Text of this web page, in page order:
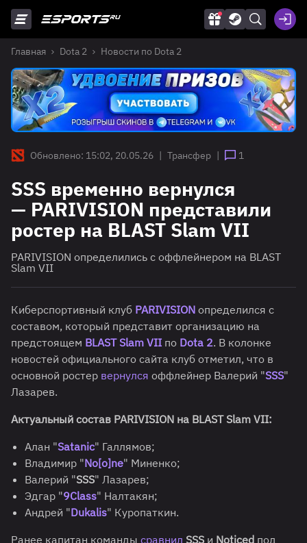
Главная Dota 2 Новости по Dota 2
Обновлено: 15:02, 20.05.26 | Трансфер | 1
SSS временно вернулся
— PARIVISION представили
ростер на BLAST Slam VII
PARIVISION определились с оффлейнером на BLAST
Slam VII
Киберспортивный клуб PARIVISION определился с
составом, который представит организацию на
предстоящем BLAST Slam VII по Dota 2. В колонке
новостей официального сайта клуб отметил, что в
основной ростер вернулся оффлейнер Валерий "SSS"
Лазарев.
Актуальный состав PARIVISION на BLAST Slam VII:
Алан "Satanic" Галлямов;
Владимир "No[o]ne" Миненко;
Валерий "SSS" Лазарев;
Эдгар "9Class" Налтакян;
Андрей "Dukalis" Куропаткин.
Ранее капитан команды сравнил SSS и Noticed под